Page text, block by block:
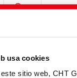
usa cookies
sitio web, CHT